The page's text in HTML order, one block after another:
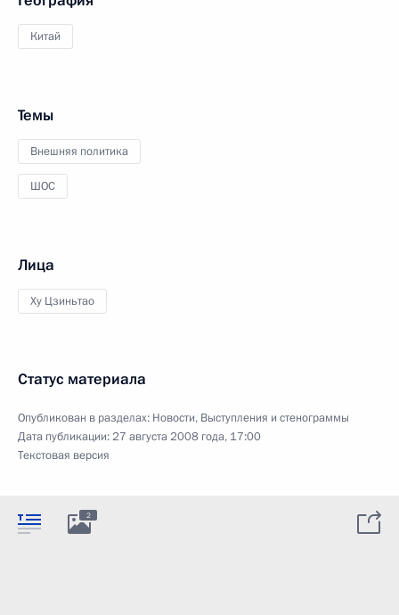
Китай
Темы
Внешняя политика
ШОС
Лица
Ху Цзиньтао
Статус материала
Опубликован в разделах: Новости, Выступления и стенограммы
Дата публикации:27 августа 2008 года, 17:00
Текстовая версия
2